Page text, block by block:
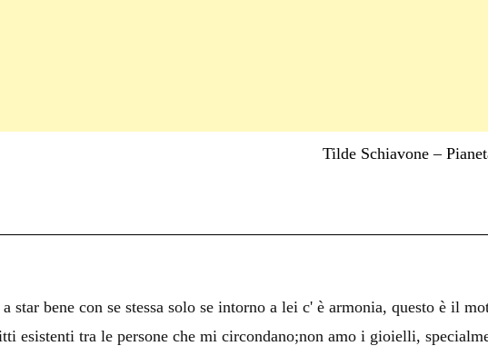
Tilde Schiavone –
star bene con se stessa solo se intorno a lei c' è armonia, questo è il
esistenti tra le persone che mi circondano;non amo i gioielli,